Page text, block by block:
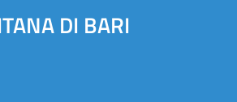
DI BARI